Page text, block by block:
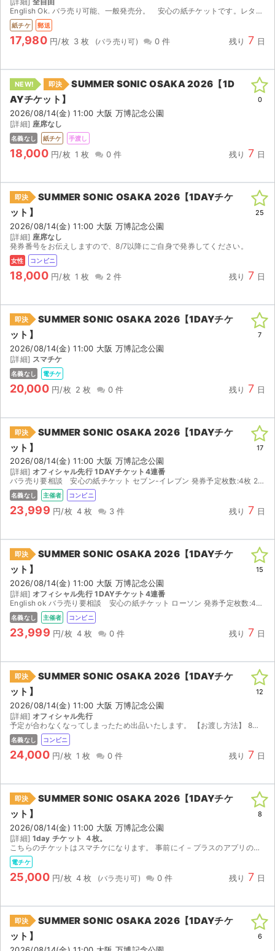
チケットジャム運営会社
チケットジャム利用規約
プライバシーポリシー
特定商取引法に基づく表記
公演登録依頼
不正転売禁止法について
チケットジャムの取り組み
English Ok. バラ売り可能、一般発売分。 安心の紙チケットです。レターパックプラス速達にて配送します。 ※万が一公演中止の際は、手数料送料を差し引いた金額を返金いたします。
紙チケ 郵送
17,980 円/枚 3 枚 0 件 残り 7 日
NEW! 即決
SUMMER SONIC OSAKA 2026【1D
AYチケット】
2026/08/14(金) 11:00 大阪 万博記念公園
[詳細] 座席なし
名義なし 紙チケ 手渡し
18,000 円/枚 1 枚 0 件 残り 7 日
0
即決
SUMMER SONIC OSAKA 2026【1DAYチケ
ット】
2026/08/14(金) 11:00 大阪 万博記念公園
[詳細] 座席なし
発券番号をお伝えしますので、8/7以降にご自身で発券してください。
女性 コンビニ
18,000 円/枚 1 枚 2 件 残り 7 日
25
即決
SUMMER SONIC OSAKA 2026【1DAYチケ
ット】
2026/08/14(金) 11:00 大阪 万博記念公園
[詳細] スマチケ
名義なし 電チケ
20,000 円/枚 2 枚 0 件 残り 7 日
7
即決
SUMMER SONIC OSAKA 2026【1DAYチケ
ット】
2026/08/14(金) 11:00 大阪 万博記念公園
[詳細] オフィシャル先行 1DAYチケット4連番
バラ売り要相談 安心の紙チケット セブン-イレブン 発券予定枚数:4枚 2026/08/09(日) 14:00 ~ 2026/08/17(月) 21:00の間にお受取りください。 ...
名義なし 主催者 コンビニ
23,999 円/枚 4 枚 3 件 残り 7 日
17
即決
SUMMER SONIC OSAKA 2026【1DAYチケ
ット】
2026/08/14(金) 11:00 大阪 万博記念公園
[詳細] オフィシャル先行 1DAYチケット4連番
English ok バラ売り要相談 安心の紙チケット ローソン 発券予定枚数:4枚 2026/08/09(日) 14:00 ~ 2026/08/17(月) 21:00の間にお受取り...
名義なし 主催者 コンビニ
23,999 円/枚 4 枚 0 件 残り 7 日
15
即決
SUMMER SONIC OSAKA 2026【1DAYチケ
ット】
2026/08/14(金) 11:00 大阪 万博記念公園
[詳細] オフィシャル先行
予定が合わなくなってしまったため出品いたします。 【お渡し方法】 8月7日(金)14:00以降、発券番号をお伝えしますのでセブンイレブンにて発券下さい。 【注意事項】 公演が中止となった場合...
名義なし コンビニ
24,000 円/枚 1 枚 0 件 残り 7 日
12
即決
SUMMER SONIC OSAKA 2026【1DAYチケ
ット】
2026/08/14(金) 11:00 大阪 万博記念公園
[詳細] 1day チケット ４枚。
こちらのチケットはスマチケになります。 事前にイ－プラスのアプリのインストールをお済ませください。 ご購入の場合にはイ－プラスのアプリに登録済みのメ－ルアドレス（複数枚ご購入の場合には複数人分...
電チケ
25,000 円/枚 4 枚 0 件 残り 7 日
8
即決
SUMMER SONIC OSAKA 2026【1DAYチケ
ット】
6